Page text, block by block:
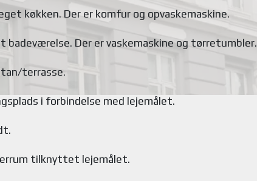
køkken. Der er komfur og opvaskemaskine.
badeværelse. Der er vaskemaskine og tørretumbler.
terrasse.
i forbindelse med lejemålet.
tilknyttet lejemålet.